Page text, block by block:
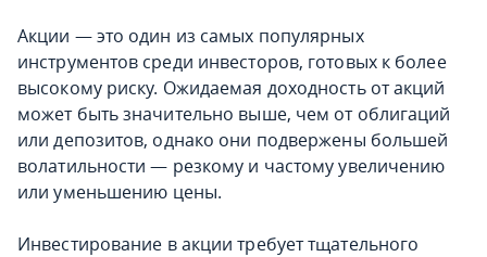
Акции — это один из самых популярных
инструментов среди инвесторов, готовых к более
высокому риску. Ожидаемая доходность от акций
может быть значительно выше, чем от облигаций
или депозитов, однако они подвержены большей
волатильности — резкому и частому увеличению
или уменьшению цены.
Инвестирование в акции требует тщательного